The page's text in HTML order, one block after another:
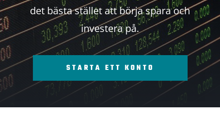
det bästa stället att börja spara och
investera på.
STARTA ETT KONTO